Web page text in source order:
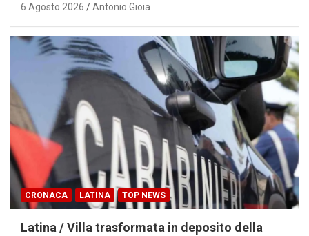
6 Agosto 2026 Antonio Gioia
CRONACA LATINA TOP NEWS
Latina / Villa trasformata in deposito della